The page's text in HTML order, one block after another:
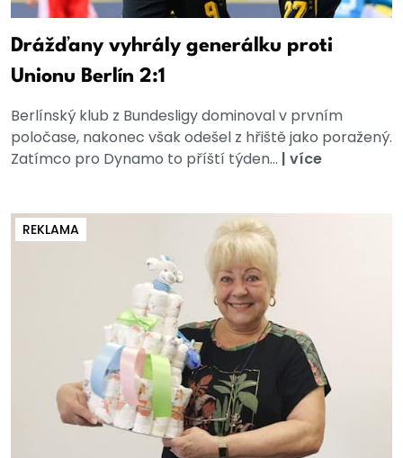
Drážďany vyhrály generálku proti
Unionu Berlín 2:1
Berlínský klub z Bundesligy dominoval v prvním
poločase, nakonec však odešel z hřiště jako poražený.
Zatímco pro Dynamo to příští týden... | více
REKLAMA